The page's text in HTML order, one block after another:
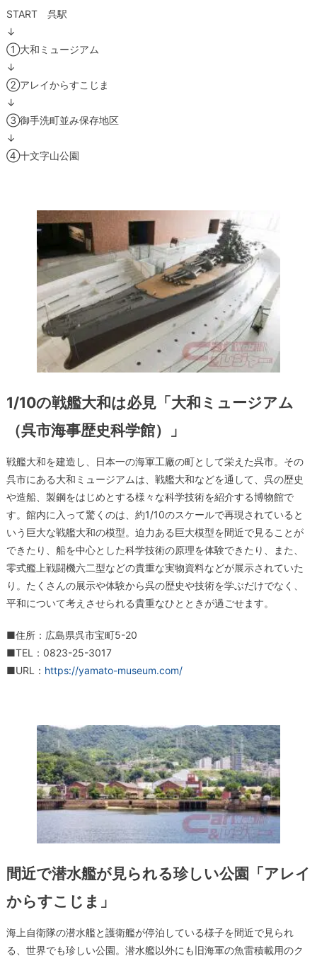
START 呉駅
↓
①大和ミュージアム
↓
②アレイからすこじま
↓
③御手洗町並み保存地区
↓
④十文字山公園
1/10の戦艦大和は必見「大和ミュージアム
（呉市海事歴史科学館）」
戦艦大和を建造し、日本一の海軍工廠の町として栄えた呉市。その
呉市にある大和ミュージアムは、戦艦大和などを通して、呉の歴史
や造船、製鋼をはじめとする様々な科学技術を紹介する博物館で
す。館内に入って驚くのは、約1/10のスケールで再現されていると
いう巨大な戦艦大和の模型。迫力ある巨大模型を間近で見ることが
できたり、船を中心とした科学技術の原理を体験できたり、また、
零式艦上戦闘機六二型などの貴重な実物資料などが展示されていた
り。たくさんの展示や体験から呉の歴史や技術を学ぶだけでなく、
平和について考えさせられる貴重なひとときが過ごせます。
■住所：広島県呉市宝町5-20
■TEL：0823-25-3017
■URL： https://yamato-museum.com/
間近で潜水艦が見られる珍しい公園「アレイ
からすこじま」
海上自衛隊の潜水艦と護衛艦が停泊している様子を間近で見られ
る、世界でも珍しい公園。潜水艦以外にも旧海軍の魚雷積載用のク